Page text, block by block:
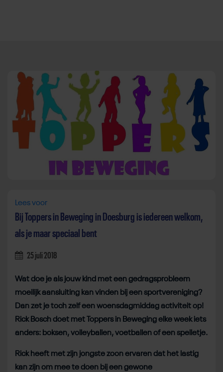
Direct door naar content
Lees voor
Bij Toppers in Beweging in Doesburg is iedereen welkom,
als je maar speciaal bent
25 juli 2018
Wat doe je als jouw kind met een gedragsprobleem
moeilijk aansluiting kan vinden bij een sportvereniging?
Dan zet je toch zelf een woensdagmiddag activiteit op!
Rick Bosch doet met Toppers in Beweging elke week iets
anders: boksen, volleyballen, voetballen of een spelletje.
Rick heeft met zijn jongste zoon ervaren dat het lastig
kan zijn om mee te doen bij een gewone